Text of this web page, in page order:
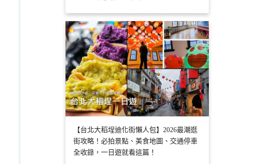
【台北大稻埕迪化街懶人包】2026最潮逛
街攻略！必拍景點、美食地圖、交通停車
全收錄，一日遊就看這篇！